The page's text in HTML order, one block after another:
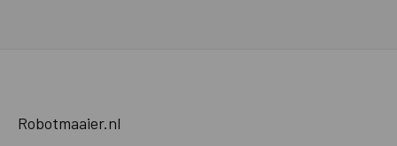
Draadloos maaien
Robotmaaier.nl